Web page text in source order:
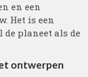
en een
Het is een
planeet als de
ontwerpen